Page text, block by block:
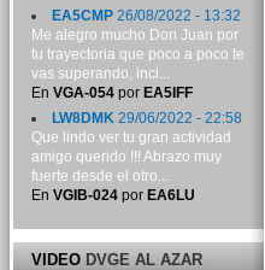
EA5CMP26/08/2022 - 13:32
Me alegro mucho Don Juan por
tu trayectoria que poco a poco te
vas superando, incl...
En VGA-054por EA5IFF
LW8DMK29/06/2022 - 22:58
Que lindo ver tu gran actividad
amigo querido !!! Abrazo muy
fuerte desde el otro...
En VGIB-024por EA6LU
VIDEODVGE AL AZAR